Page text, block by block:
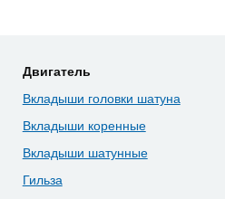
Двигатель
Вкладыши головки шатуна
Вкладыши коренные
Вкладыши шатунные
Гильза